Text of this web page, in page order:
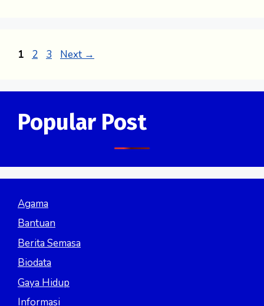
Page
1 Page
2 Page
3 Next →
Popular Post
Agama
Bantuan
Berita Semasa
Biodata
Gaya Hidup
Informasi